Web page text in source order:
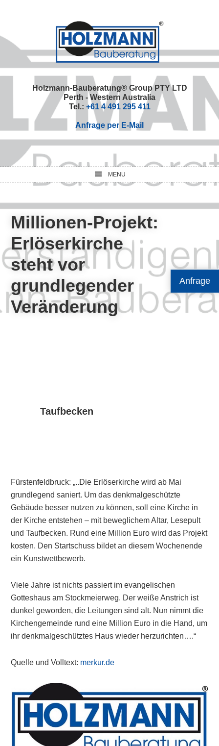
Anfrage
navigation
content
sidebar
Holzmann-Bauberatung® Group PTY LTD
Perth - Western Australia
Tel.: +61 4 491 295 411
Anfrage per E-Mail
MENU
Millionen-Projekt:
Erlöserkirche
steht vor
grundlegender
Veränderung
Taufbecken
Fürstenfeldbruck: „..Die Erlöserkirche wird ab Mai
grundlegend saniert. Um das denkmalgeschützte
Gebäude besser nutzen zu können, soll eine Kirche in
der Kirche entstehen – mit beweglichem Altar, Lesepult
und Taufbecken. Rund eine Million Euro wird das Projekt
kosten. Den Startschuss bildet an diesem Wochenende
ein Kunstwettbewerb.
Viele Jahre ist nichts passiert im evangelischen
Gotteshaus am Stockmeierweg. Der weiße Anstrich ist
dunkel geworden, die Leitungen sind alt. Nun nimmt die
Kirchengemeinde rund eine Million Euro in die Hand, um
ihr denkmalgeschütztes Haus wieder herzurichten….“
Quelle und Volltext: merkur.de
Primary
Sidebar